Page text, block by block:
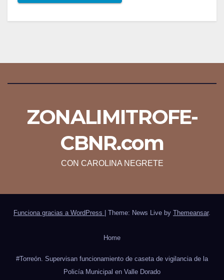
ZONALIMITROFE-
CBNR.com
CON CAROLINA NEGRETE
Funciona gracias a WordPress Theme: News Live by Themeansar.
Home
#Torreón. Supervisan funcionamiento de caseta de vigilancia de la
Policía Municipal en Valle Dorado